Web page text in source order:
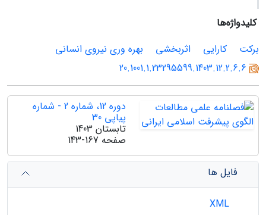
کلیدواژه‌ها
برکت
کارایی اثربخشی
بهره ‏وری نیروی انسانی
20.1001.1.23295599.1403.12.2.6.6
دوره 12، شماره 2 - شماره
پیاپی 30
تابستان 1403
صفحه 143-167
فایل ها